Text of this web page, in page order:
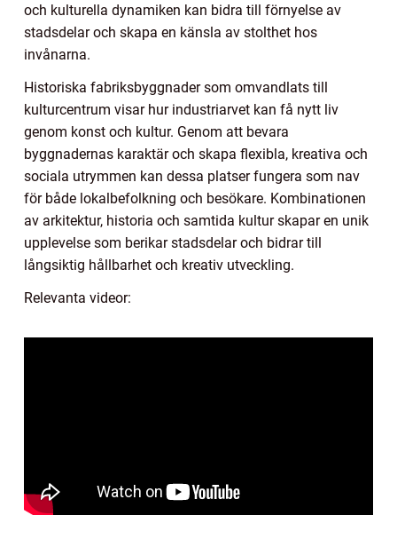
och kulturella dynamiken kan bidra till förnyelse av
stadsdelar och skapa en känsla av stolthet hos
invånarna.
Historiska fabriksbyggnader som omvandlats till
kulturcentrum visar hur industriarvet kan få nytt liv
genom konst och kultur. Genom att bevara
byggnadernas karaktär och skapa flexibla, kreativa och
sociala utrymmen kan dessa platser fungera som nav
för både lokalbefolkning och besökare. Kombinationen
av arkitektur, historia och samtida kultur skapar en unik
upplevelse som berikar stadsdelar och bidrar till
långsiktig hållbarhet och kreativ utveckling.
Relevanta videor: